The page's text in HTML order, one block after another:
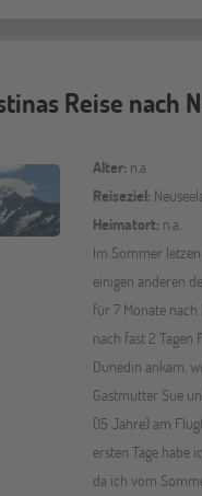
Reise nach
Alter: n.a.
Reiseziel:
Heimatort: n.a.
Im Sommer
einigen anderen
für 7 Monate nach
nach fast 2 Tagen
Dunedin ankam,
Gastmutter Sue
(15 Jahre) am
ersten Tage habe
da ich vom